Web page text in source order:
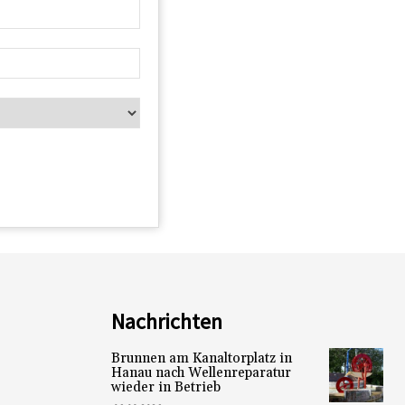
Nachrichten
Brunnen am Kanaltorplatz in
Hanau nach Wellenreparatur
wieder in Betrieb